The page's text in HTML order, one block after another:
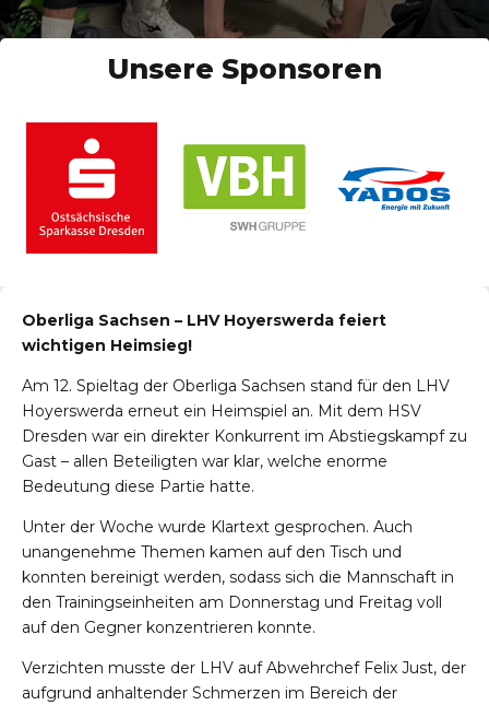
Unsere Sponsoren
Oberliga Sachsen – LHV Hoyerswerda feiert
wichtigen Heimsieg!
Am 12. Spieltag der Oberliga Sachsen stand für den LHV
Hoyerswerda erneut ein Heimspiel an. Mit dem HSV
Dresden war ein direkter Konkurrent im Abstiegskampf zu
Gast – allen Beteiligten war klar, welche enorme
Bedeutung diese Partie hatte.
Unter der Woche wurde Klartext gesprochen. Auch
unangenehme Themen kamen auf den Tisch und
konnten bereinigt werden, sodass sich die Mannschaft in
den Trainingseinheiten am Donnerstag und Freitag voll
auf den Gegner konzentrieren konnte.
Verzichten musste der LHV auf Abwehrchef Felix Just, der
aufgrund anhaltender Schmerzen im Bereich der